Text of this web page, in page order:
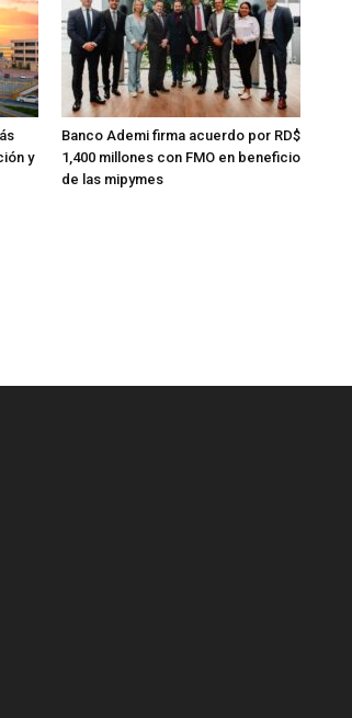
y
Banco Ademi firma acuerdo por RD$
1,400 millones con FMO en beneficio
de las mipymes